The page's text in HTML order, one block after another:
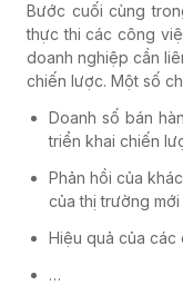
Bước cuối cùng
thực thi các công
doanh nghiệp cần
chiến lược. Một số
Doanh số bán
triển khai chiến
Phản hồi của
của thị trường
Hiệu quả của các
…